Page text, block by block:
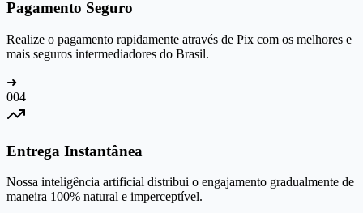
Pagamento Seguro
Realize o pagamento rapidamente através de Pix com os melhores e
mais seguros intermediadores do Brasil.
➜
004
Entrega Instantânea
Nossa inteligência artificial distribui o engajamento gradualmente de
maneira 100% natural e imperceptível.